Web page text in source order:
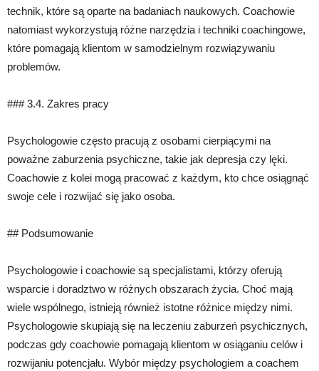
technik, które są oparte na badaniach naukowych. Coachowie
natomiast wykorzystują różne narzędzia i techniki coachingowe,
które pomagają klientom w samodzielnym rozwiązywaniu
problemów.
### 3.4. Zakres pracy
Psychologowie często pracują z osobami cierpiącymi na
poważne zaburzenia psychiczne, takie jak depresja czy lęki.
Coachowie z kolei mogą pracować z każdym, kto chce osiągnąć
swoje cele i rozwijać się jako osoba.
## Podsumowanie
Psychologowie i coachowie są specjalistami, którzy oferują
wsparcie i doradztwo w różnych obszarach życia. Choć mają
wiele wspólnego, istnieją również istotne różnice między nimi.
Psychologowie skupiają się na leczeniu zaburzeń psychicznych,
podczas gdy coachowie pomagają klientom w osiąganiu celów i
rozwijaniu potencjału. Wybór między psychologiem a coachem